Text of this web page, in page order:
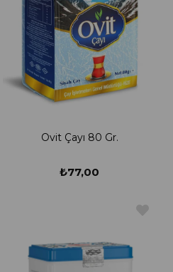
Ovit Çayı 80 Gr.
₺77,00